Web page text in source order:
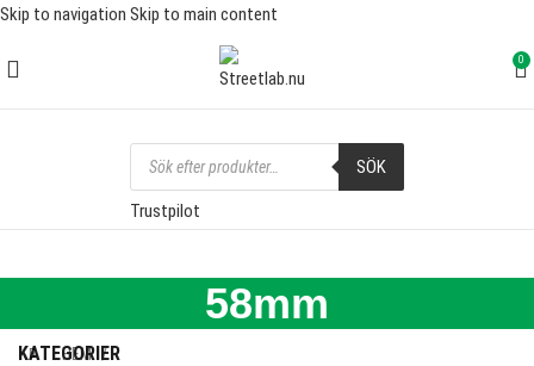
Skip to navigation Skip to main content
FRI FRAKT ÖVER 1000 SEK
0
SÖK
Trustpilot
58mm
KATEGORIER
HEM